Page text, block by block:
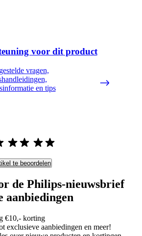
voor dit product
vragen,
en tips
te beoordelen
de Philips-nieuwsbrief
aanbiedingen
€10,- korting
exclusieve aanbiedingen en meer!